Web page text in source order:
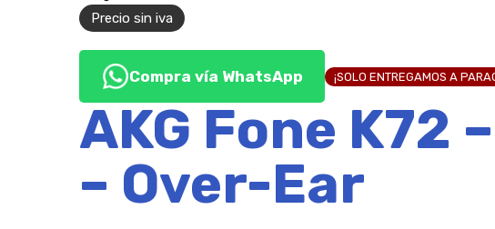
Precio sin iva
Compra vía WhatsApp ¡SOLO ENTREGAMOS A
AKG Fone K72
– Over-Ear